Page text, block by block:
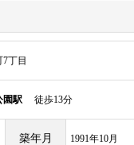
丁目
園駅 徒歩13分
築年月 1991年10月